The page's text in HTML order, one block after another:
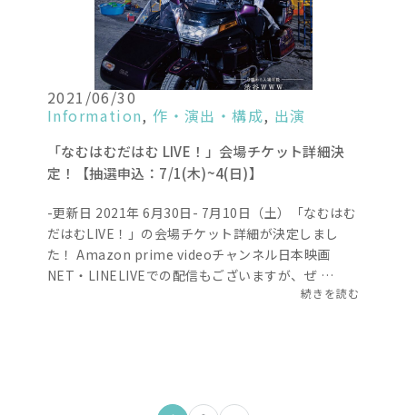
2021/06/30
Information,作・演出・構成, 出演
「なむはむだはむ LIVE！」会場チケット詳細決
定！【抽選申込：7/1(木)~4(日)】
-更新日 2021年 6月30日- 7月10日（土）「なむはむ
だはむLIVE！」の会場チケット詳細が決定しまし
た！ Amazon prime videoチャンネル日本映画
NET・LINELIVEでの配信もございますが、ぜ …
続きを読む